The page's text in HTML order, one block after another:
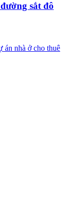
sắt đô
án nhà ở cho thuê